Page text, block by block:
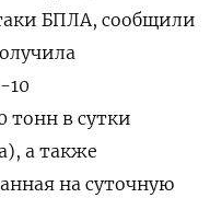
БПЛА, сообщили
10
тонн в сутки
а также
на суточную